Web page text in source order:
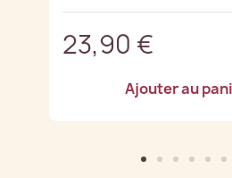
23,90 €
Ajouter au